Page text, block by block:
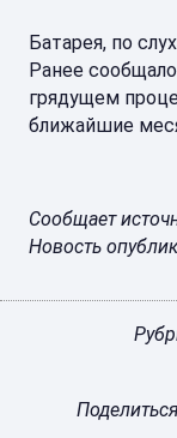
Батарея, по
Ранее
грядущем
ближайшие
Сообщает
Новость